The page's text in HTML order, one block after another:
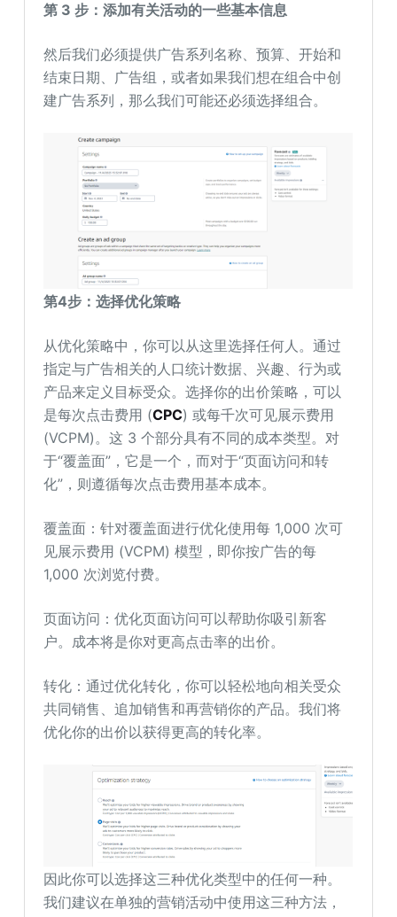
第 3 步：添加有关活动的一些基本信息
然后我们必须提供广告系列名称、预算、开始和
结束日期、广告组，或者如果我们想在组合中创
建广告系列，那么我们可能还必须选择组合。
第4步：选择优化策略
从优化策略中，你可以从这里选择任何人。通过
指定与广告相关的人口统计数据、兴趣、行为或
产品来定义目标受众。选择你的出价策略，可以
是每次点击费用 (CPC) 或每千次可见展示费用
(VCPM)。这 3 个部分具有不同的成本类型。对
于“覆盖面”，它是一个，而对于“页面访问和转
化”，则遵循每次点击费用基本成本。
覆盖面：针对覆盖面进行优化使用每 1,000 次可
见展示费用 (VCPM) 模型，即你按广告的每
1,000 次浏览付费。
页面访问：优化页面访问可以帮助你吸引新客
户。成本将是你对更高点击率的出价。
转化：通过优化转化，你可以轻松地向相关受众
共同销售、追加销售和再营销你的产品。我们将
优化你的出价以获得更高的转化率。
因此你可以选择这三种优化类型中的任何一种。
我们建议在单独的营销活动中使用这三种方法，